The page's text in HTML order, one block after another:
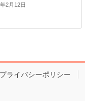
2月12日
プライバシーポリシー